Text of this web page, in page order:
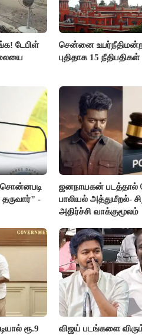
டேபிள்
சென்னை
புதிதாக 15
சொன்னபடி
தருவார்" -
ஜனநாயகன் படத்தால்
பாலியல் அத்துமீறல்-
அதிர்ச்சி வாக்குமூலம்
ரூ.9
விஜய் படங்களை